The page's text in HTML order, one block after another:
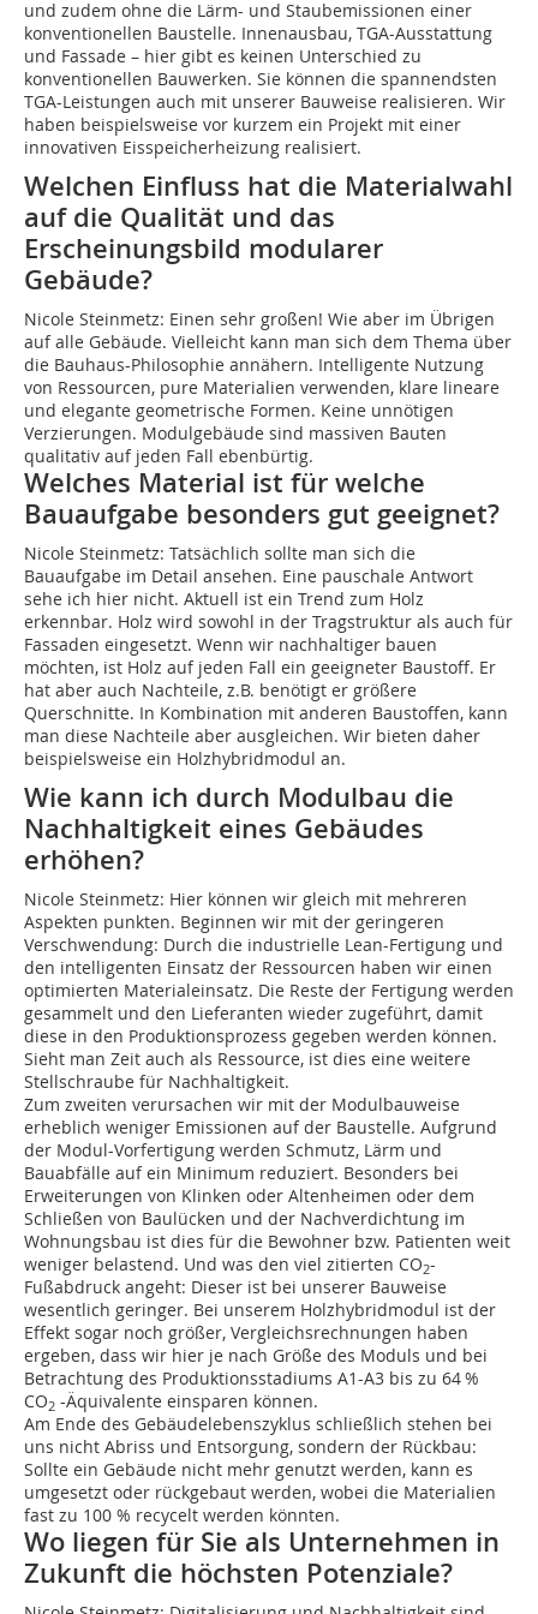
und zudem ohne die Lärm- und Staubemissionen einer
konventionellen Baustelle. Innenausbau, TGA-Ausstattung
und Fassade – hier gibt es keinen Unterschied zu
konventionellen Bauwerken. Sie können die spannendsten
TGA-Leistungen auch mit unserer Bauweise realisieren. Wir
haben beispielsweise vor kurzem ein Projekt mit einer
innovativen Eisspeicherheizung realisiert.
Welchen Einfluss hat die Materialwahl
auf die Qualität und das
Erscheinungsbild modularer
Gebäude?
Nicole Steinmetz: Einen sehr großen! Wie aber im Übrigen
auf alle Gebäude. Vielleicht kann man sich dem Thema über
die Bauhaus-Philosophie annähern. Intelligente Nutzung
von Ressourcen, pure Materialien verwenden, klare lineare
und elegante geometrische Formen. Keine unnötigen
Verzierungen. Modulgebäude sind massiven Bauten
qualitativ auf jeden Fall ebenbürtig.
Welches Material ist für welche
Bauaufgabe besonders gut geeignet?
Nicole Steinmetz: Tatsächlich sollte man sich die
Bauaufgabe im Detail ansehen. Eine pauschale Antwort
sehe ich hier nicht. Aktuell ist ein Trend zum Holz
erkennbar. Holz wird sowohl in der Tragstruktur als auch für
Fassaden eingesetzt. Wenn wir nachhaltiger bauen
möchten, ist Holz auf jeden Fall ein geeigneter Baustoff. Er
hat aber auch Nachteile, z.B. benötigt er größere
Querschnitte. In Kombination mit anderen Baustoffen, kann
man diese Nachteile aber ausgleichen. Wir bieten daher
beispielsweise ein Holzhybridmodul an.
Wie kann ich durch Modulbau die
Nachhaltigkeit eines Gebäudes
erhöhen?
Nicole Steinmetz: Hier können wir gleich mit mehreren
Aspekten punkten. Beginnen wir mit der geringeren
Verschwendung: Durch die industrielle Lean-Fertigung und
den intelligenten Einsatz der Ressourcen haben wir einen
optimierten Materialeinsatz. Die Reste der Fertigung werden
gesammelt und den Lieferanten wieder zugeführt, damit
diese in den Produktionsprozess gegeben werden können.
Sieht man Zeit auch als Ressource, ist dies eine weitere
Stellschraube für Nachhaltigkeit.
Zum zweiten verursachen wir mit der Modulbauweise
erheblich weniger Emissionen auf der Baustelle. Aufgrund
der Modul-Vorfertigung werden Schmutz, Lärm und
Bauabfälle auf ein Minimum reduziert. Besonders bei
Erweiterungen von Klinken oder Altenheimen oder dem
Schließen von Baulücken und der Nachverdichtung im
Wohnungsbau ist dies für die Bewohner bzw. Patienten weit
weniger belastend. Und was den viel zitierten CO2-
Fußabdruck angeht: Dieser ist bei unserer Bauweise
wesentlich geringer. Bei unserem Holzhybridmodul ist der
Effekt sogar noch größer, Vergleichsrechnungen haben
ergeben, dass wir hier je nach Größe des Moduls und bei
Betrachtung des Produktionsstadiums A1-A3 bis zu 64 %
CO2 -Äquivalente einsparen können.
Am Ende des Gebäudelebenszyklus schließlich stehen bei
uns nicht Abriss und Entsorgung, sondern der Rückbau:
Sollte ein Gebäude nicht mehr genutzt werden, kann es
umgesetzt oder rückgebaut werden, wobei die Materialien
fast zu 100 % recycelt werden könnten.
Wo liegen für Sie als Unternehmen in
Zukunft die höchsten Potenziale?